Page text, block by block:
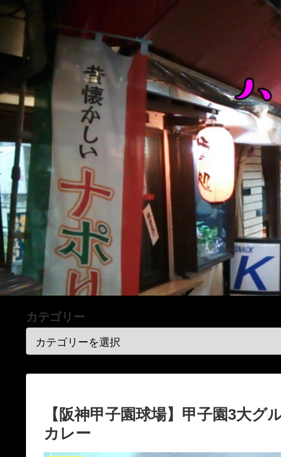
カテゴリー
【阪神甲子園球場】甲子園3大
カレー